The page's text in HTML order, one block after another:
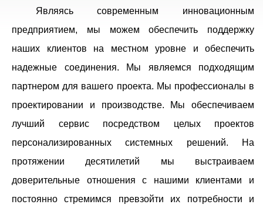
Являясь современным инновационным
предприятием, мы можем обеспечить поддержку
наших клиентов на местном уровне и обеспечить
надежные соединения. Мы являемся подходящим
партнером для вашего проекта. Мы профессионалы в
проектировании и производстве. Мы обеспечиваем
лучший сервис посредством целых проектов
персонализированных системных решений. На
протяжении десятилетий мы выстраиваем
доверительные отношения с нашими клиентами и
постоянно стремимся превзойти их потребности и